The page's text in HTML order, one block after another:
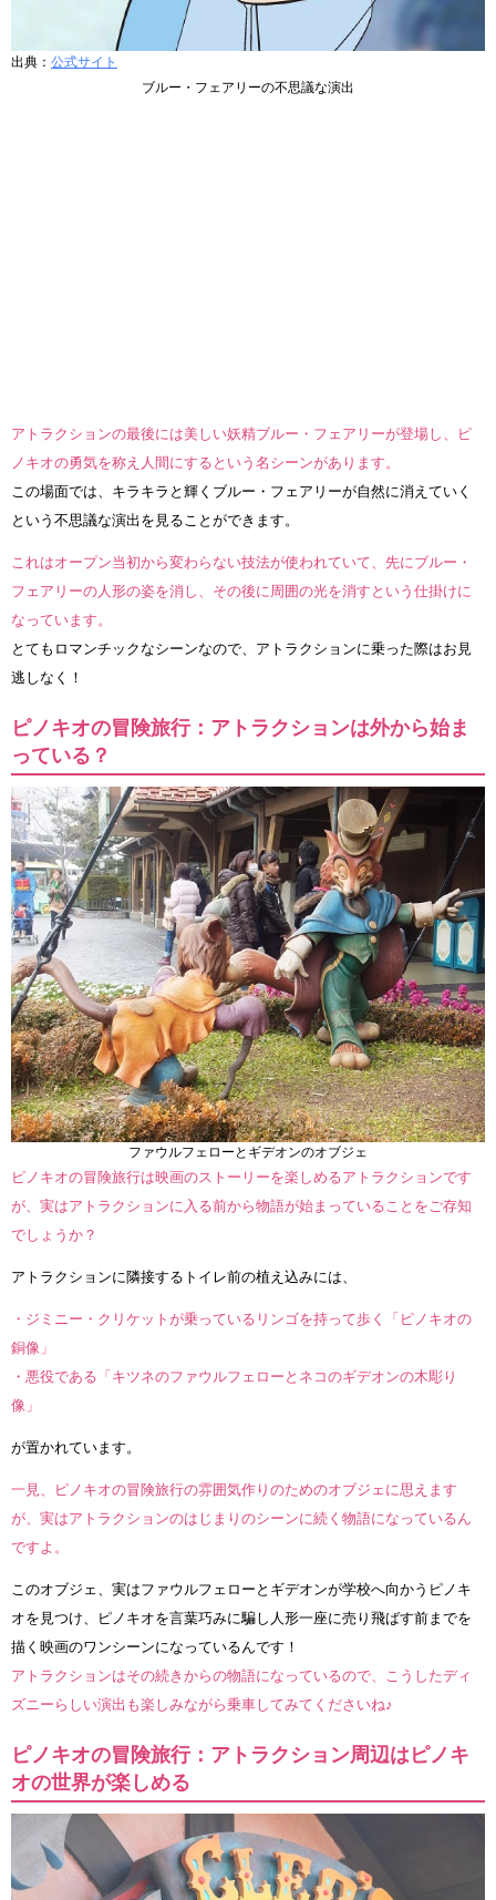
出典： 公式サイト
ブルー・フェアリーの不思議な演出
アトラクションの最後には美しい妖精ブルー・フェアリーが登場し、ピ
ノキオの勇気を称え人間にするという名シーンがあります。
この場面では、キラキラと輝くブルー・フェアリーが自然に消えていく
という不思議な演出を見ることができます。
これはオープン当初から変わらない技法が使われていて、先にブルー・
フェアリーの人形の姿を消し、その後に周囲の光を消すという仕掛けに
なっています。
とてもロマンチックなシーンなので、アトラクションに乗った際はお見
逃しなく！
ピノキオの冒険旅行：アトラクションは外から始ま
っている？
ファウルフェローとギデオンのオブジェ
ピノキオの冒険旅行は映画のストーリーを楽しめるアトラクションです
が、実はアトラクションに入る前から物語が始まっていることをご存知
でしょうか？
アトラクションに隣接するトイレ前の植え込みには、
・ジミニー・クリケットが乗っているリンゴを持って歩く「ピノキオの
銅像」
・悪役である「キツネのファウルフェローとネコのギデオンの木彫り
像」
が置かれています。
一見、ピノキオの冒険旅行の雰囲気作りのためのオブジェに思えます
が、実はアトラクションのはじまりのシーンに続く物語になっているん
ですよ。
このオブジェ、実はファウルフェローとギデオンが学校へ向かうピノキ
オを見つけ、ピノキオを言葉巧みに騙し人形一座に売り飛ばす前までを
描く映画のワンシーンになっているんです！
アトラクションはその続きからの物語になっているので、こうしたディ
ズニーらしい演出も楽しみながら乗車してみてくださいね♪
ピノキオの冒険旅行：アトラクション周辺はピノキ
オの世界が楽しめる